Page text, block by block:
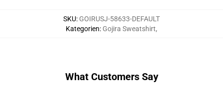
SKU: GOIRUSJ-58633-DEFAULT
Kategorien: Gojira Sweatshirt,
What Customers Say